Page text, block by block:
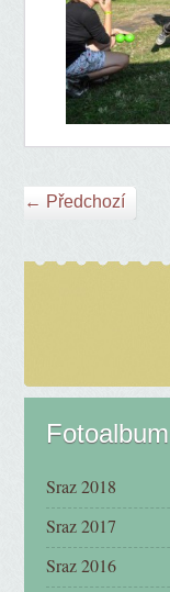
← Předchozí
Fotoalbum
Sraz 2018
Sraz 2017
Sraz 2016